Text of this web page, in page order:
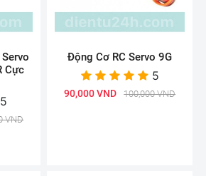
Cực
5
VND
Động Cơ RC Servo 9G
5
90,000 VND 100,000 VND